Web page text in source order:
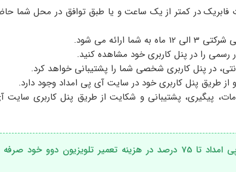
فابریک در کمتر از یک ساعت و یا طبق توافق در محل شما
می شود.
رسمی را در پنل کاربری خود مشاهده کنید.
در پنل کاربری شخصی شما را پشتیبانی خواهد کرد.
از طریق پنل کاربری خود در سایت آی پی امداد وجود دارد.
پیگیری، پشتیبانی و شکایت از طریق پنل کاربری سایت
با استفاده از خدمات تعمیرکار آی پی امداد تا 75 درصد در هزینه تعمیر تلویزیون دوو خود صرفه